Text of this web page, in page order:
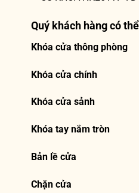
Quý khách hàng có
Khóa cửa thông phòng
Khóa cửa chính
Khóa cửa sảnh
Khóa tay nắm tròn
Bản lề cửa
Chặn cửa